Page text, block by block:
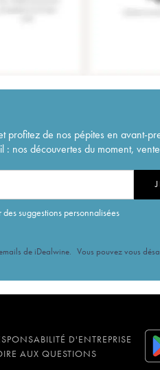
profitez de nos pépites en avant-
nos découvertes du moment,
suggestions personnalisées
de iDealwine. Vous pouvez vous
D'ENTREPRISE
AUX QUESTIONS